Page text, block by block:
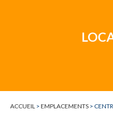
ACCUEIL > EMPLACEMENTS >